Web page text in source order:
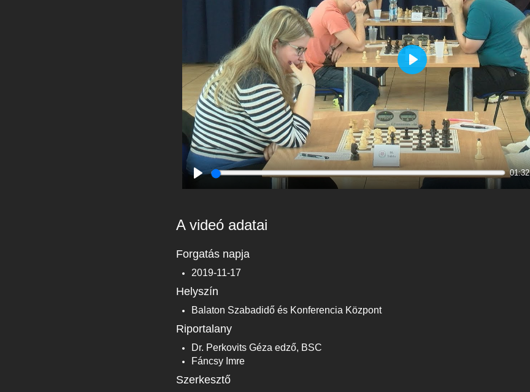
01:32
Play
A videó adatai
Forgatás napja
2019-11-17
Helyszín
Balaton Szabadidő és Konferencia Központ
Riportalany
Dr. Perkovits Géza edző, BSC
Fáncsy Imre
Szerkesztő